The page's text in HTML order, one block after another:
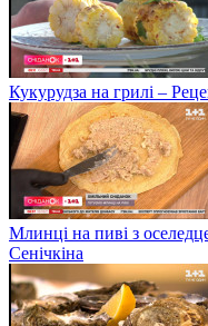
Кукурудза на грилі –
Млинці на пиві з
Сенічкіна